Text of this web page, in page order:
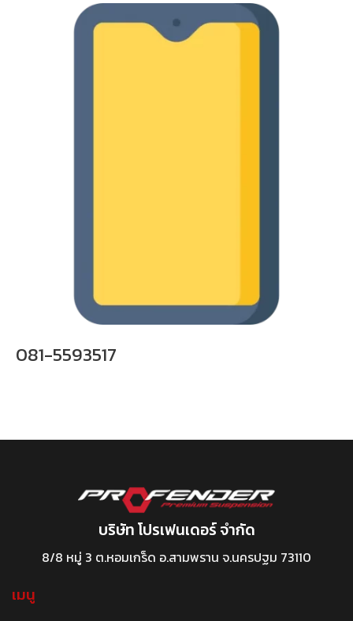
081-5593517
บริษัท โปรเฟนเดอร์ จำกัด
8/8 หมู่ 3 ต.หอมเกร็ด อ.สามพราน จ.นครปฐม 73110
เมนู